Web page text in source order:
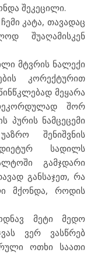
შეკეცილი.
კატა, თავადაც
შუაღამისკენ
მტვრის ნალექი
კორექტურით
მეყარა
შორ
პურის ნამცეცემი
შენიშვნის
სადილს
გამჯდარი
განსაჯეთ, რა
მქონდა, როდის
მეტი მედო
ვერ ვასწრებ
ოთხი საათი